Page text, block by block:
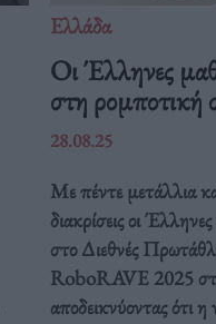
Ελλάδα
Οι Έλληνες
στη ρομποτική
28.08.25
Με πέντε μετάλλια
διακρίσεις οι
στο Διεθνές
RoboRAVE 2025
αποδεικνύοντας ότι